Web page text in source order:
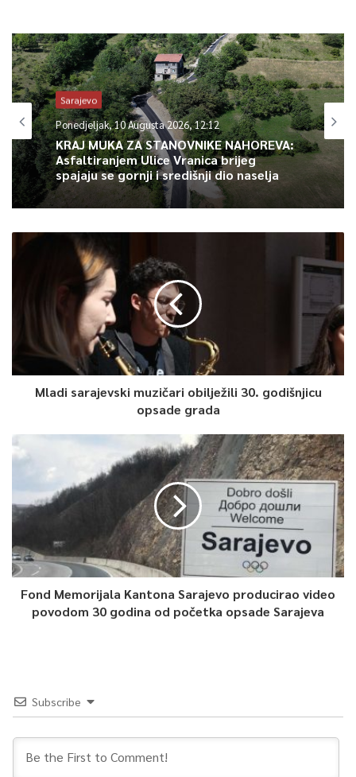
U tom periodu saobraćaj će se odvijati alternativnim pravcem:
Obala Kulina bana – Obala Isa-bega Ishakovića – Konak –
Franjevačka – Alifakovac.
0
Article Rating
Sarajevo
Ponedjeljak, 10 Augusta 2026, 12:12
KRAJ MUKA ZA STANOVNIKE NAHOREVA:
Asfaltiranjem Ulice Vranica brijeg
spajaju se gornji i središnji dio naselja
Mladi sarajevski muzičari obilježili 30. godišnjicu
opsade grada
Fond Memorijala Kantona Sarajevo producirao video
povodom 30 godina od početka opsade Sarajeva
Subscribe